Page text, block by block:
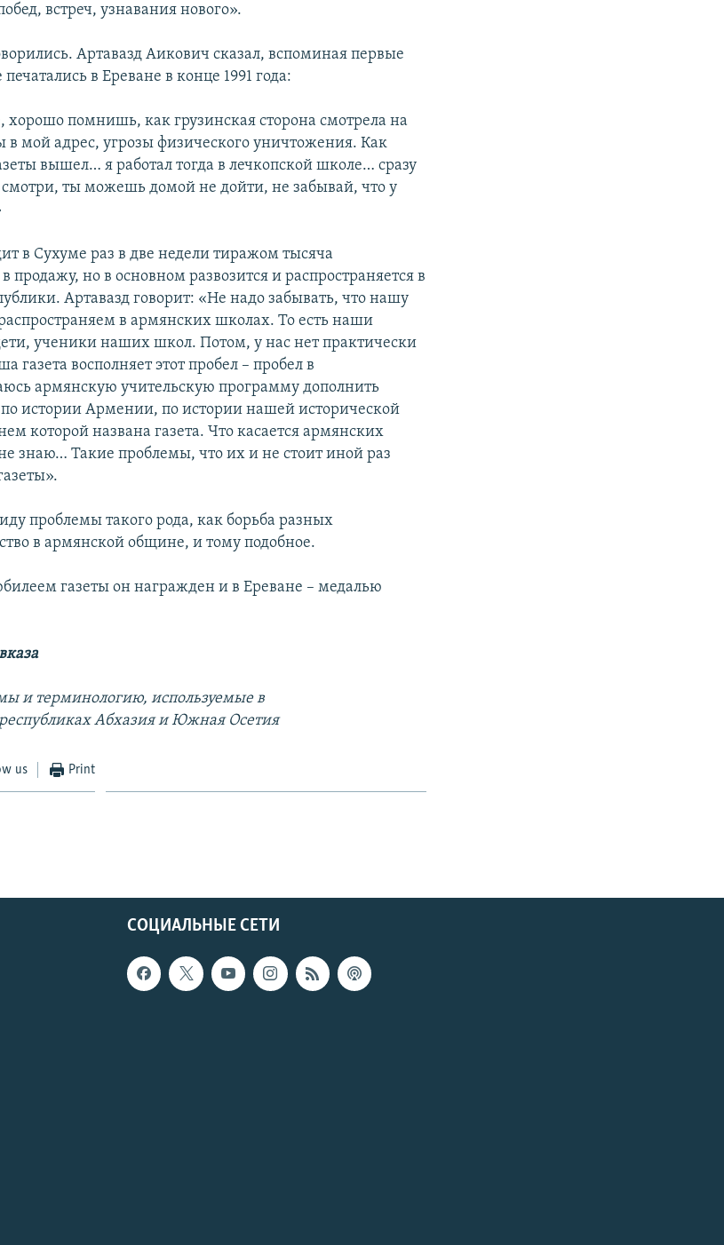
встреч, узнавания нового».
Артавазд Аикович сказал, вспоминая первые
в Ереване в конце 1991 года:
хорошо помнишь, как грузинская сторона смотрела на
в мой адрес, угрозы физического уничтожения. Как
вышел… я работал тогда в лечкопской школе… сразу
ты можешь домой не дойти, не забывай, что у
в Сухуме раз в две недели тиражом тысяча
продажу, но в основном развозится и распространяется в
Артавазд говорит: «Не надо забывать, что нашу
в армянских школах. То есть наши
ученики наших школ. Потом, у нас нет практически
газета восполняет этот пробел – пробел в
армянскую учительскую программу дополнить
истории Армении, по истории нашей исторической
которой названа газета. Что касается армянских
знаю… Такие проблемы, что их и не стоит иной раз
проблемы такого рода, как борьба разных
в армянской общине, и тому подобное.
газеты он награжден и в Ереване – медалью
и терминологию, используемые в
Абхазия и Южная Осетия
us Print
СОЦИАЛЬНЫЕ СЕТИ